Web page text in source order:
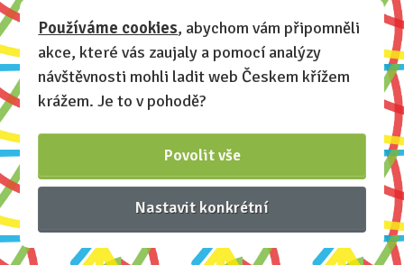
Chcete-li se na cokoli zeptat, nebo ke své přihlášce poznamenat.
Anonymní profil
– odesláním přihlášky se automaticky
vytvoří váš profil na Českem křížem krážem. Zatrhněte tuto
volbu a profil bude skrytý.
Chci dostávat newsletter Českem křížem krážem
Používáme cookies, abychom vám připomněli
akce, které vás zaujaly a pomocí analýzy
návštěvnosti mohli ladit web Českem křížem
krážem. Je to v pohodě?
Povolit vše
Nastavit konkrétní